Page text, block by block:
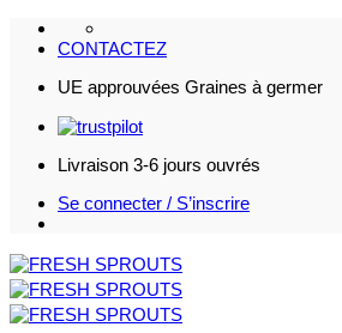
Passer
CONTACTEZ
UE approuvées Graines à germer
Livraison 3-6 jours ouvrés
Se connecter / S’inscrire